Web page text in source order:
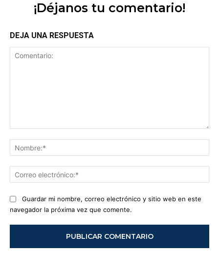
¡Déjanos tu comentario!
DEJA UNA RESPUESTA
Guardar mi nombre, correo electrónico y sitio web en este
navegador la próxima vez que comente.